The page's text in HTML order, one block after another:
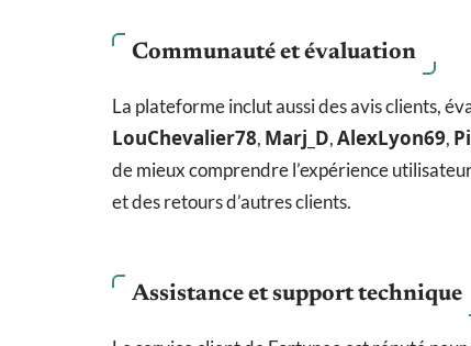
Communauté et évaluation
La plateforme inclut aussi des avis clients,
LouChevalier78, Marj_D,AlexLyon69,
de mieux comprendre l’expérience
et des retours d’autres clients.
Assistance et support technique